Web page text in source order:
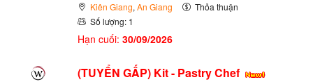
Kiên Giang, An Giang
Thỏa thuận
Số lượng: 1
Hạn cuối: 30/09/2026
(TUYỂN GẤP) Kit - Pastry Chef